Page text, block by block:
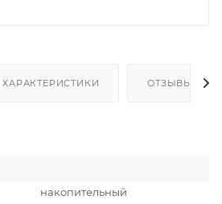
ХАРАКТЕРИСТИКИ ОТЗЫВЫ
накопительный